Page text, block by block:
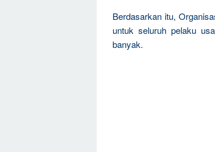
Berdasarkan itu,
untuk seluruh pelaku
banyak.